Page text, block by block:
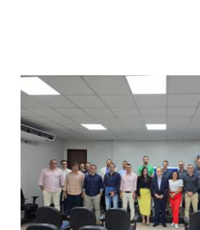
View
Image